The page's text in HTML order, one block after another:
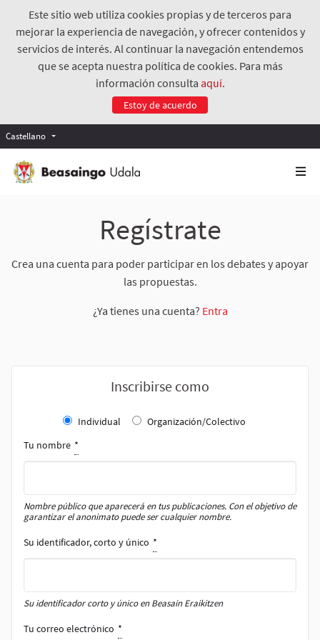
Este sitio web utiliza cookies propias y de terceros para
mejorar la experiencia de navegación, y ofrecer contenidos y
servicios de interés. Al continuar la navegación entendemos
que se acepta nuestra política de cookies. Para más
información consulta aquí.
Estoy de acuerdo
Castellano
Regístrate
Crea una cuenta para poder participar en los debates y apoyar
las propuestas.
¿Ya tienes una cuenta? Entra
Inscribirse como
Individual
Organización/Colectivo
Tu nombre *
Nombre público que aparecerá en tus publicaciones. Con el objetivo de
garantizar el anonimato puede ser cualquier nombre.
Su identificador, corto y único *
Su identificador corto y único en Beasain Eraikitzen
Tu correo electrónico *